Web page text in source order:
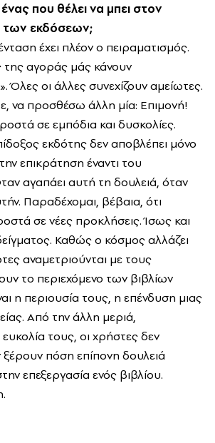
που θέλει να μπει στον
των εκδόσεων;
έχει πλέον ο πειραματισμός.
της αγοράς μάς κάνουν
Όλες οι άλλες συνεχίζουν αμείωτες.
να προσθέσω άλλη μία: Επιμονή!
σε εμπόδια και δυσκολίες.
εκδότης δεν αποβλέπει μόνο
επικράτηση έναντι του
αγαπάει αυτή τη δουλειά, όταν
Παραδέχομαι, βέβαια, ότι
σε νέες προκλήσεις. Ίσως και
Καθώς ο κόσμος αλλάζει
αναμετριούνται με τους
το περιεχόμενο των βιβλίων
η περιουσία τους, η επένδυση μιας
Από την άλλη μεριά,
τους, οι χρήστες δεν
πόση επίπονη δουλειά
επεξεργασία ενός βιβλίου.